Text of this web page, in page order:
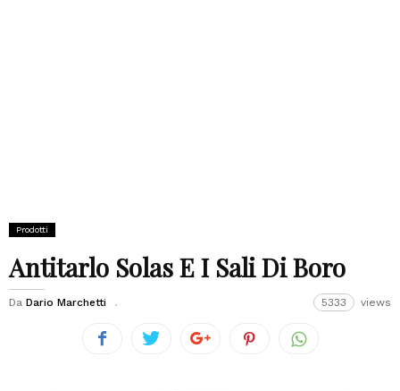
Prodotti
Antitarlo Solas E I Sali Di Boro
Da Dario Marchetti 5333 views